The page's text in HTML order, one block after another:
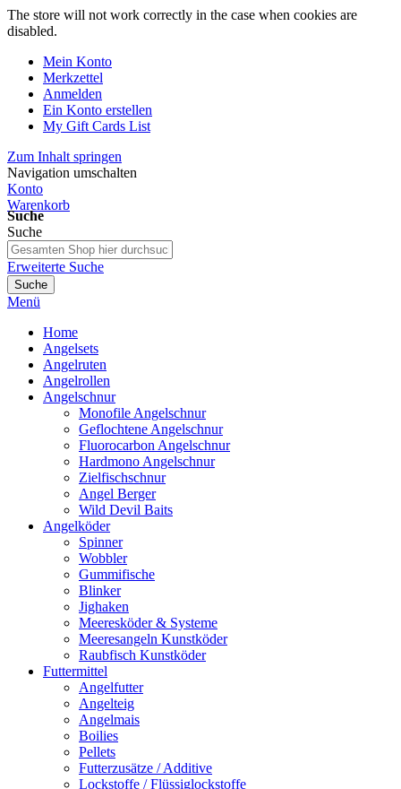
The store will not work correctly in the case when cookies are
disabled.
Mein Konto
Merkzettel
Anmelden
Ein Konto erstellen
My Gift Cards List
Zum Inhalt springen
Navigation umschalten
Konto
Warenkorb
Suche
Suche
Erweiterte Suche
Suche
Menü
Home
Angelsets
Angelruten
Angelrollen
Angelschnur
Monofile Angelschnur
Geflochtene Angelschnur
Fluorocarbon Angelschnur
Hardmono Angelschnur
Zielfischschnur
Angel Berger
Wild Devil Baits
Angelköder
Spinner
Wobbler
Gummifische
Blinker
Jighaken
Meeresköder & Systeme
Meeresangeln Kunstköder
Raubfisch Kunstköder
Futtermittel
Angelfutter
Angelteig
Angelmais
Boilies
Pellets
Futterzusätze / Additive
Lockstoffe / Flüssiglockstoffe